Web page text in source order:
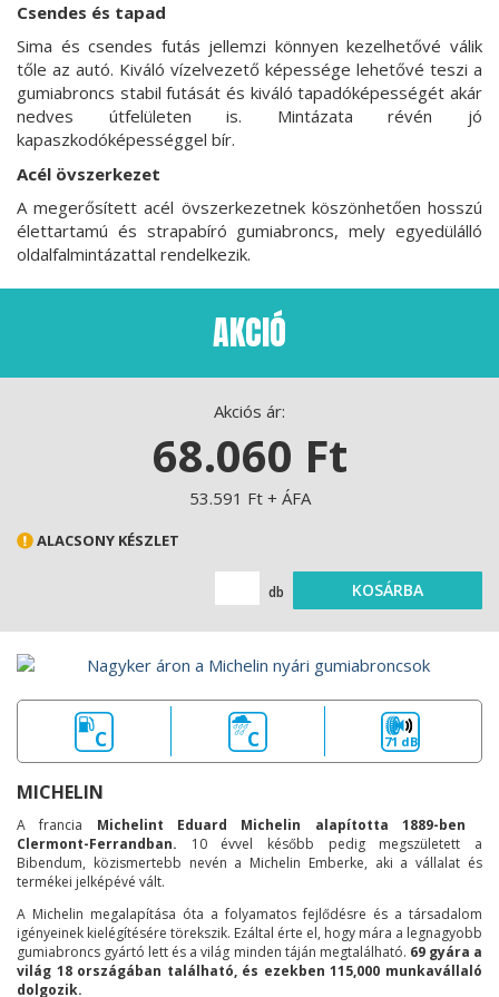
Csendes és tapad
Sima és csendes futás jellemzi könnyen kezelhetővé válik
tőle az autó. Kiváló vízelvezető képessége lehetővé teszi a
gumiabroncs stabil futását és kiváló tapadóképességét akár
nedves útfelületen is. Mintázata révén jó
kapaszkodóképességgel bír.
Acél övszerkezet
A megerősített acél övszerkezetnek köszönhetően hosszú
élettartamú és strapabíró gumiabroncs, mely egyedülálló
oldalfalmintázattal rendelkezik.
AKCIÓ
Akciós ár:
68.060 Ft
53.591 Ft + ÁFA
ALACSONY KÉSZLET
db KOSÁRBA
C C 71 dB
MICHELIN
A francia Michelint Eduard Michelin alapította 1889-ben
Clermont-Ferrandban. 10 évvel később pedig megszületett a
Bibendum, közismertebb nevén a Michelin Emberke, aki a vállalat és
termékei jelképévé vált.
A Michelin megalapítása óta a folyamatos fejlődésre és a társadalom
igényeinek kielégítésére törekszik. Ezáltal érte el, hogy mára a legnagyobb
gumiabroncs gyártó lett és a világ minden táján megtalálható. 69 gyára a
világ 18 országában található, és ezekben 115,000 munkavállaló
dolgozik.